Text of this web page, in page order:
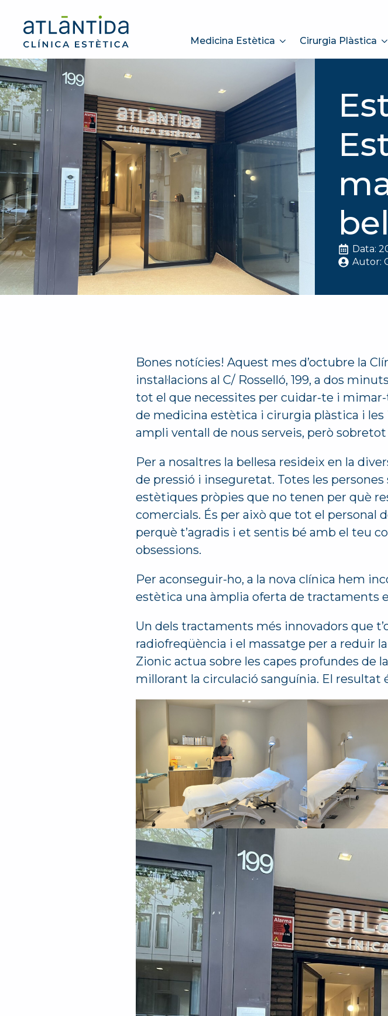
Medicina Estètica Cirurgia Plàstica
Data:
Autor:
Bones notícies! Aquest mes d’octubre la
instal·lacions al C/ Rosselló, 199, a dos
tot el que necessites per cuidar-te i
de medicina estètica i cirurgia plàstica i les
ampli ventall de nous serveis, però
Per a nosaltres la bellesa resideix en la
de pressió i inseguretat. Totes les
estètiques pròpies que no tenen per què
comercials. És per això que tot el personal
perquè t’agradis i et sentis bé amb el teu
obsessions.
Per aconseguir-ho, a la nova clínica hem
estètica una àmplia oferta de tractaments
Un dels tractaments més innovadors que
radiofreqüència i el massatge per a reduir
Zionic actua sobre les capes profundes de
millorant la circulació sanguínia. El resultat